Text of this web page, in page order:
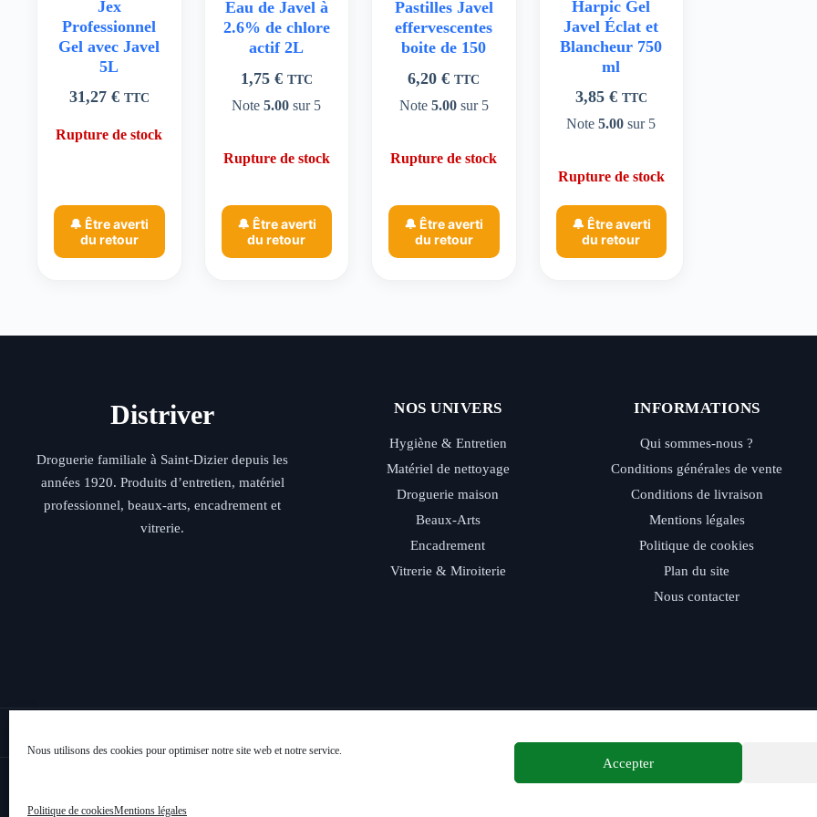
Nous utilisons des cookies pour optimiser notre site web et notre service.
Accepter
Politique de cookiesMentions légales
Jex
Professionnel
Gel avec Javel
5L
31,27 € TTC
Rupture de stock
🔔 Être averti
du retour
Eau de Javel à
2.6% de chlore
actif 2L
1,75 € TTC
Note5.00 sur 5
Rupture de stock
🔔 Être averti
du retour
Pastilles Javel
effervescentes
boite de 150
6,20€ TTC
Note 5.00sur 5
Rupture de stock
🔔 Être averti
du retour
Harpic Gel
Javel Éclat et
Blancheur 750
ml
3,85 € TTC
Note5.00 sur 5
Rupture de stock
🔔 Être averti
du retour
Distriver
Droguerie familiale à Saint-Dizier depuis les
années 1920. Produits d’entretien, matériel
professionnel, beaux-arts, encadrement et
vitrerie.
NOS UNIVERS
Hygiène & Entretien
Matériel de nettoyage
Droguerie maison
Beaux-Arts
Encadrement
Vitrerie & Miroiterie
INFORMATIONS
Qui sommes-nous ?
Conditions générales de vente
Conditions de livraison
Mentions légales
Politique de cookies
Plan du site
Nous contacter